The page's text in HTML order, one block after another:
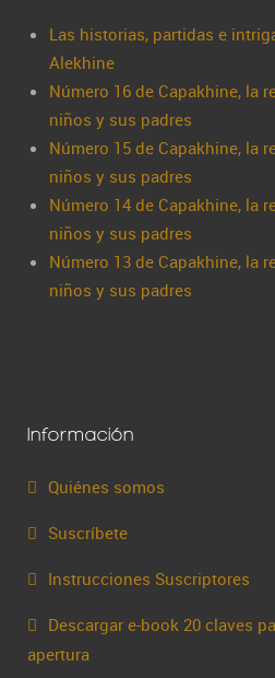
Las historias, partidas e
Alekhine
Número 16 de Capakhine, la
niños y sus padres
Número 15 de Capakhine, la
niños y sus padres
Número 14 de Capakhine, la
niños y sus padres
Número 13 de Capakhine, la
niños y sus padres
Información
Quiénes somos
Suscríbete
Instrucciones Suscriptores
Descargar e-book 20 claves
apertura